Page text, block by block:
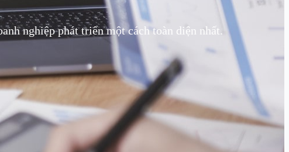
nghiệp phát triển một cách toàn diện nhất.